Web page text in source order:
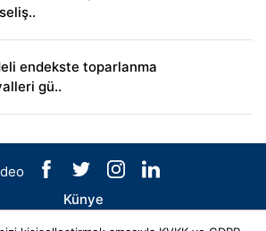
endekste toparlanma
gü..
Künye